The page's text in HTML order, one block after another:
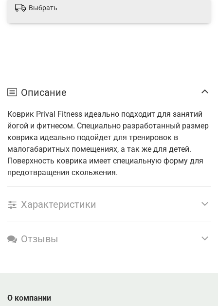
Выбрать
Описание
Коврик Prival Fitness идеально подходит для занятий
йогой и фитнесом. Специально разработанный размер
коврика идеально подойдет для тренировок в
малогабаритных помещениях, а так же для детей.
Поверхность коврика имеет специальную форму для
предотвращения скольжения.
Характеристики
Отзывы
О компании